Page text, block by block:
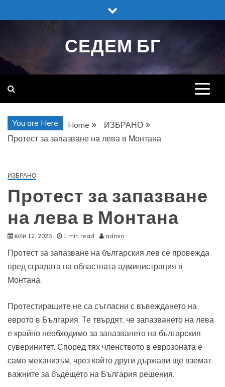
to
СЕДЕМ БГ
You are Here Home
ИЗБРАНО
Протест за запазване на лева в Монтана
ИЗБРАНО
Протест за запазване
на лева в Монтана
юли 12, 2025 1 min read admin
Протест за запазване на българския лев се провежда
пред сградата на областната администрация в
Монтана.
Протестиращите не са съгласни с въвеждането на
еврото в България. Те твърдят, че запазването на лева
е крайно необходимо за запазването на българския
суверинитет. Според тях членството в еврозоната е
само механизъм, чрез който други държави ще вземат
важните за бъдещето на България решения.